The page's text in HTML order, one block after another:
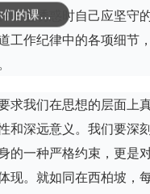
利益诱惑时自己应坚守
工作纪律中的各项细节
求我们在思想的层面上
和深远意义。我们要深
的一种严格约束，更是
现。就如同在西柏坡，